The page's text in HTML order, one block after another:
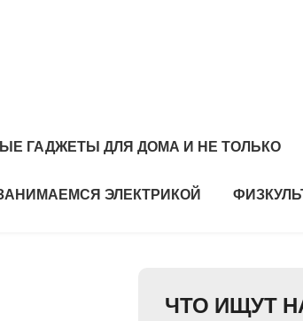
ГАДЖЕТЫ ДЛЯ ДОМА И НЕ ТОЛЬКО
ЭЛЕКТРИКОЙ
ЧТО ИЩУТ